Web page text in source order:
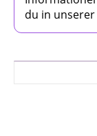
du in